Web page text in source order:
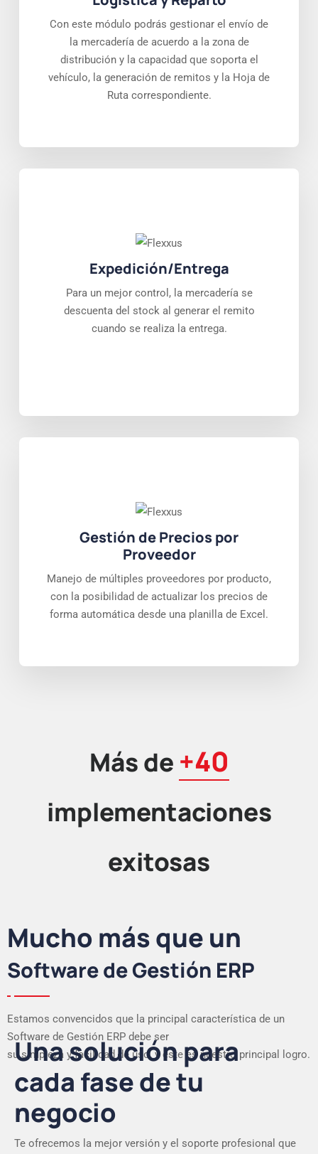
Con este módulo podrás gestionar el envío de
la mercadería de acuerdo a la zona de
distribución y la capacidad que soporta el
vehículo, la generación de remitos y la Hoja de
Ruta correspondiente.
Expedición/Entrega
Para un mejor control, la mercadería se
descuenta del stock al generar el remito
cuando se realiza la entrega.
Gestión de Precios por
Proveedor
Manejo de múltiples proveedores por producto,
con la posibilidad de actualizar los precios de
forma automática desde una planilla de Excel.
Más de +40
implementaciones
exitosas
Mucho más que un
Software de Gestión ERP
Estamos convencidos que la principal característica de un
Software de Gestión ERP debe ser
su simpleza y facilidad de uso, y este es nuestro principal logro.
Una solución para
cada fase de tu
negocio
Te ofrecemos la mejor versión y el soporte profesional que